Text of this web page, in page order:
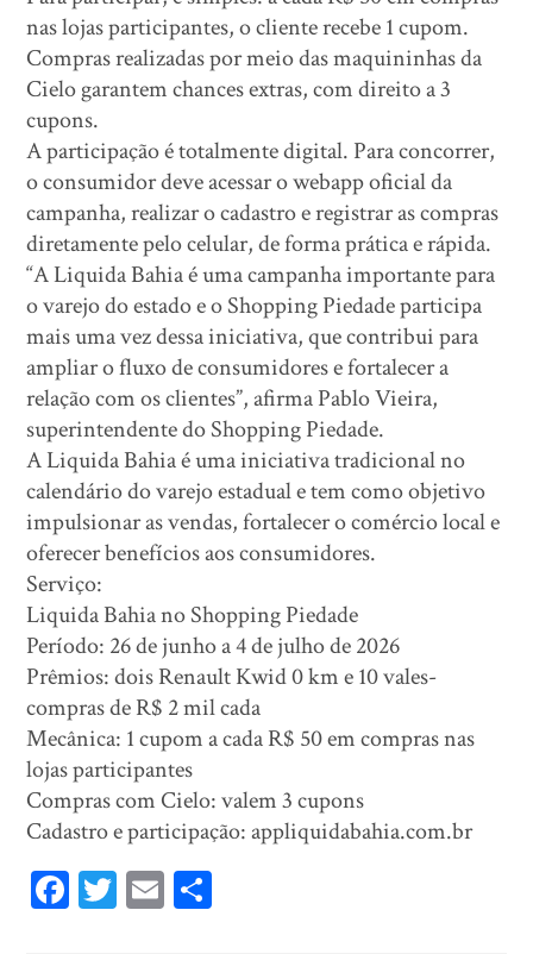
nas lojas participantes, o cliente recebe 1 cupom.
Compras realizadas por meio das maquininhas da
Cielo garantem chances extras, com direito a 3
cupons.
A participação é totalmente digital. Para concorrer,
o consumidor deve acessar o webapp oficial da
campanha, realizar o cadastro e registrar as compras
diretamente pelo celular, de forma prática e rápida.
“A Liquida Bahia é uma campanha importante para
o varejo do estado e o Shopping Piedade participa
mais uma vez dessa iniciativa, que contribui para
ampliar o fluxo de consumidores e fortalecer a
relação com os clientes”, afirma Pablo Vieira,
superintendente do Shopping Piedade.
A Liquida Bahia é uma iniciativa tradicional no
calendário do varejo estadual e tem como objetivo
impulsionar as vendas, fortalecer o comércio local e
oferecer benefícios aos consumidores.
Serviço:
Liquida Bahia no Shopping Piedade
Período: 26 de junho a 4 de julho de 2026
Prêmios: dois Renault Kwid 0 km e 10 vales-
compras de R$ 2 mil cada
Mecânica: 1 cupom a cada R$ 50 em compras nas
lojas participantes
Compras com Cielo: valem 3 cupons
Cadastro e participação: appliquidabahia.com.br
Fa T E